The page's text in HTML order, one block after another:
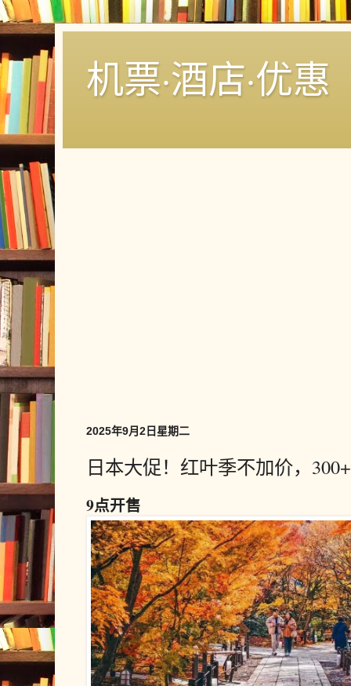
机票·酒店·优惠
2025年9月2日星期二
日本大促！红叶季不加价，
9点开售